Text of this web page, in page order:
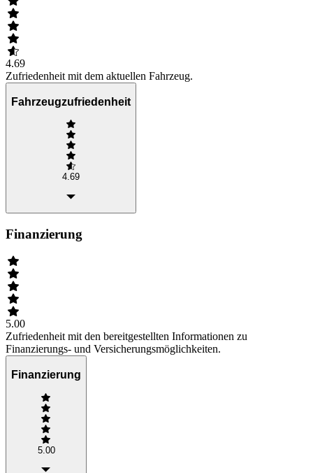
4.69
Zufriedenheit mit dem aktuellen Fahrzeug.
Fahrzeugzufriedenheit
4.69
Finanzierung
5.00
Zufriedenheit mit den bereitgestellten Informationen zu
Finanzierungs- und Versicherungsmöglichkeiten.
Finanzierung
5.00